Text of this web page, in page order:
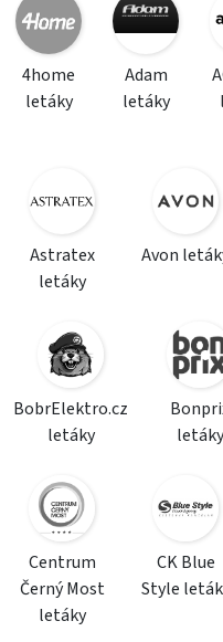
4home
letáky
Adam
letáky
Astratex
letáky
Avon
BobrElektro.cz
letáky
letáky
Centrum
Černý Most
letáky
CK Blue
Style